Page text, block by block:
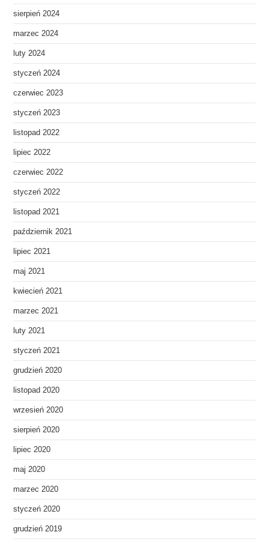
sierpień 2024
marzec 2024
luty 2024
styczeń 2024
czerwiec 2023
styczeń 2023
listopad 2022
lipiec 2022
czerwiec 2022
styczeń 2022
listopad 2021
październik 2021
lipiec 2021
maj 2021
kwiecień 2021
marzec 2021
luty 2021
styczeń 2021
grudzień 2020
listopad 2020
wrzesień 2020
sierpień 2020
lipiec 2020
maj 2020
marzec 2020
styczeń 2020
grudzień 2019